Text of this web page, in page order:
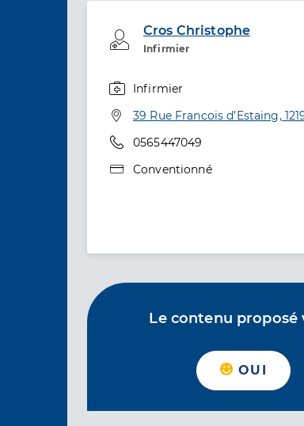
Cros Christophe
Infirmier
Professionel de
Infirmier
Adresse
39 Rue Francois d’Estaing,
Téléphone
0565447049
Type de convention
Conventionné
Le contenu proposé
OUI